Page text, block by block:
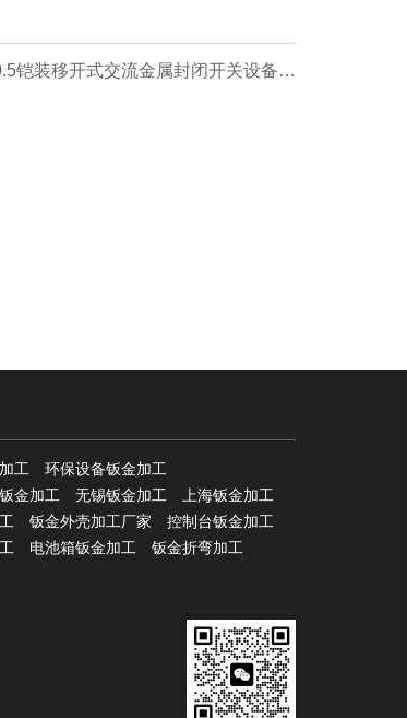
铠装移开式交流金属封闭开关设备柜
工
环保设备钣金加工
金加工 无锡钣金加工
上海钣金加工
钣金外壳加工厂家
控制台钣金加工
电池箱钣金加工
钣金折弯加工